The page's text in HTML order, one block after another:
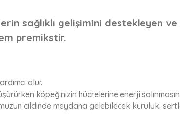
sağlıklı gelişimini destekleyen
premikstir.
olur.
köpeğinizin hücrelerine enerji
cildinde meydana gelebilecek kuruluk,